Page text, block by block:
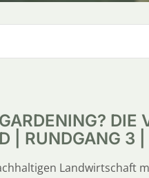
DIE
| RUNDGANG 3
Landwirtschaft